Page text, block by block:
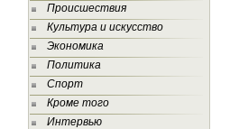
Происшествия
Культура и искусство
Экономика
Политика
Спорт
Кроме того
Интервью